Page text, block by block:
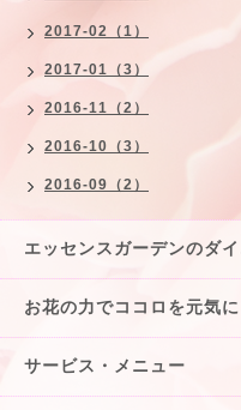
2017-02（1）
2017-01（3）
2016-11（2）
2016-10（3）
2016-09（2）
エッセンスガーデンのダイ
お花の力でココロを元気
サービス・メニュー